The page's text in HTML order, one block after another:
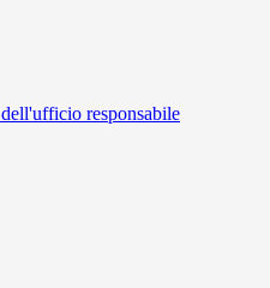
responsabile